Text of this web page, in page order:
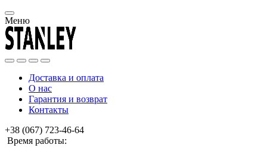
Меню
Доставка и оплата
О нас
Гарантия и возврат
Контакты
+38 (067) 723-46-64
Время работы: